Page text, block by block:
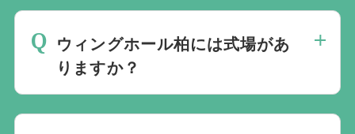
ウィングホール柏には式場があ
りますか？